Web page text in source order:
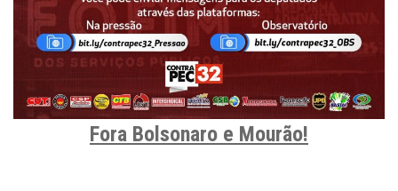
Fora Bolsonaro e Mourão!